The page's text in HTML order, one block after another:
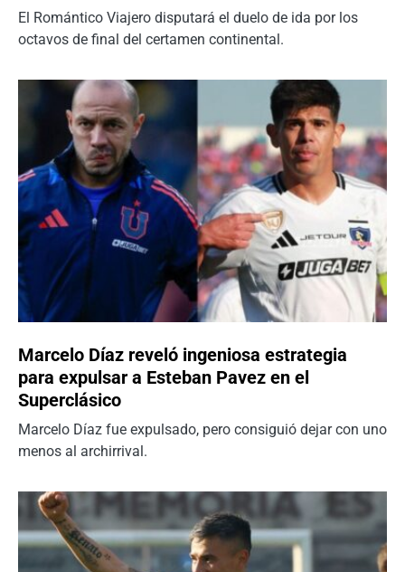
El Romántico Viajero disputará el duelo de ida por los
octavos de final del certamen continental.
Marcelo Díaz reveló ingeniosa estrategia
para expulsar a Esteban Pavez en el
Superclásico
Marcelo Díaz fue expulsado, pero consiguió dejar con uno
menos al archirrival.